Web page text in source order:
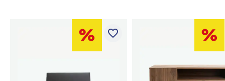
favorite_border